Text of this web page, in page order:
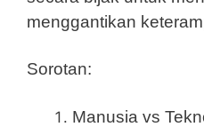
menggantikan
Sorotan:
Manusia vs